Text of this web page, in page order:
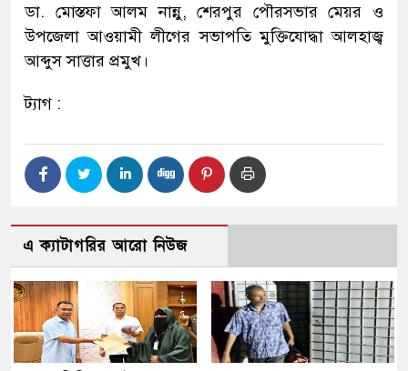
ডা. মোস্তফা আলম নান্নু, শেরপুর পৌরসভার মেয়র ও
উপজেলা আওয়ামী লীগের সভাপতি মুক্তিযোদ্ধা আলহাজ্ব
আব্দুস সাত্তার প্রমুখ।
ট্যাগ :
এ ক্যাটাগরির আরো নিউজ